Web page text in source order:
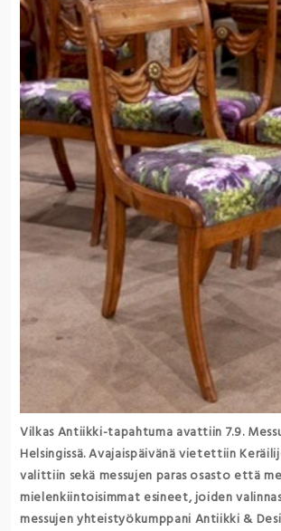
Vilkas Antiikki-tapahtuma avattiin 7.9.
Helsingissä. Avajaispäivänä vietettiin
valittiin sekä messujen paras osasto että
mielenkiintoisimmat esineet, joiden
messujen yhteistyökumppani Antiikki &